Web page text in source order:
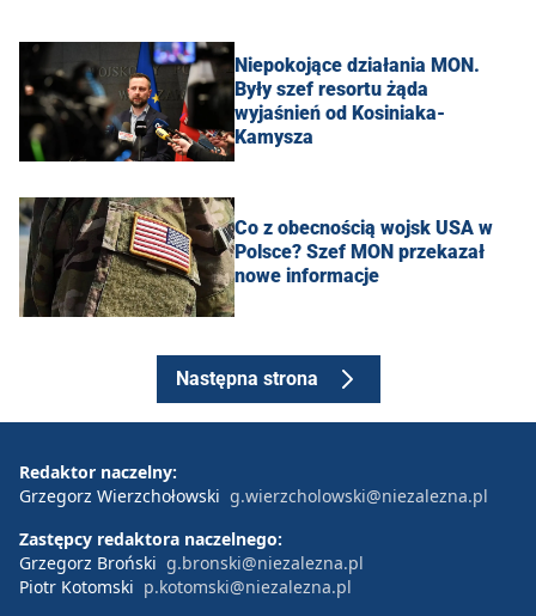
Niepokojące działania MON.
Były szef resortu żąda
wyjaśnień od Kosiniaka-
Kamysza
Co z obecnością wojsk USA w
Polsce? Szef MON przekazał
nowe informacje
Następna strona
Redaktor naczelny:
Grzegorz Wierzchołowski g.wierzcholowski@niezalezna.pl
Zastępcy redaktora naczelnego:
Grzegorz Broński g.bronski@niezalezna.pl
Piotr Kotomski p.kotomski@niezalezna.pl